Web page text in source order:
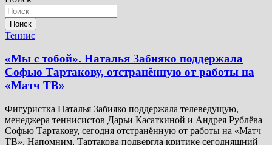
Поиск
Теннис
«Мы с тобой». Наталья Забияко поддержала
Софью Тартакову, отстранённую от работы на
«Матч ТВ»
Фигуристка Наталья Забияко поддержала телеведущую,
менеджера теннисистов Дарьи Касаткиной и Андрея Рублёва
Софью Тартакову, сегодня отстранённую от работы на «Матч
ТВ». Напомним, Тартакова подвергла критике сегодняшний